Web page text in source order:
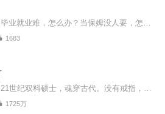
1683
1725万